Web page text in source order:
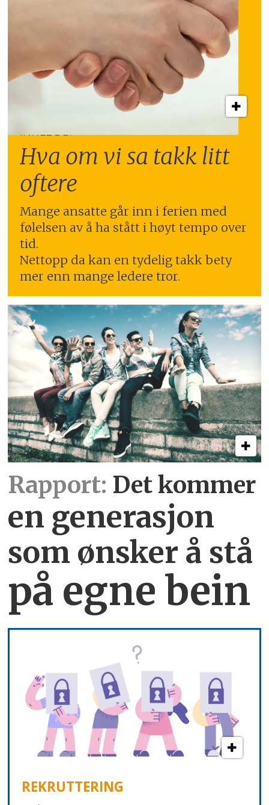
INNLEGG:
Hva om vi sa takk litt
oftere
Mange ansatte går inn i ferien med
følelsen av å ha stått i høyt tempo over
tid.
Nettopp da kan en tydelig takk bety
mer enn mange ledere tror.
Rapport: Det kommer
en generasjon
som ønsker å stå
på egne bein
REKRUTTERING